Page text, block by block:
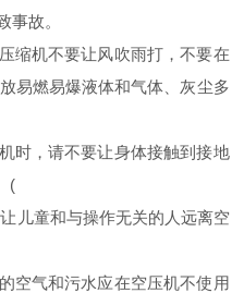
故。
机不要让风吹雨打，不要在
易燃易爆液体和气体、灰尘多
，请不要让身体接触到接地
(
童和与操作无关的人远离空
气和污水应在空压机不使用